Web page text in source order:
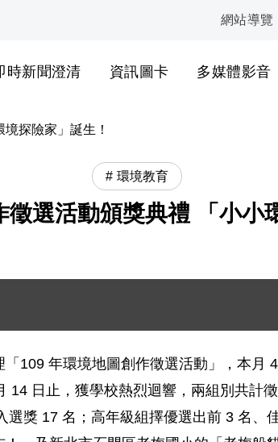
:::
網站導覽
時新聞澄清 資訊圖卡 多媒體影音
探險家」誕生！
環境教育
選活動頒獎典禮 「小小
109 年環境地圖創作徵選活動」，本月
14 日止，獲學校熱烈迴響，兩組別共計
獎 17 名；高年級組擇優選出前 3 名、